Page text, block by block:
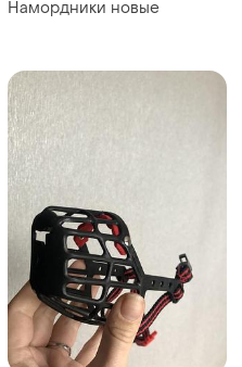
Намордники новые